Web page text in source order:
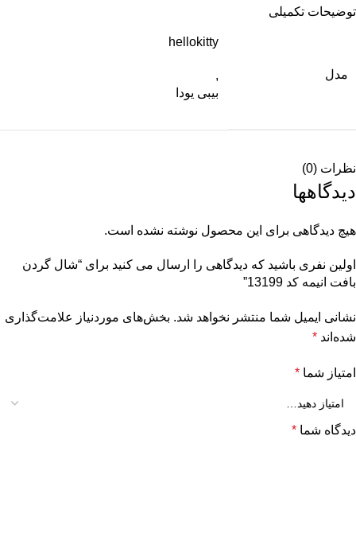
توضیحات تکمیلی
مدل
hellokitty
,
بیبی یودا
نظرات (0)
دیدگاهها
هیچ دیدگاهی برای این محصول نوشته نشده است.
اولین نفری باشید که دیدگاهی را ارسال می کنید برای “شال گردن
بافت انیمه کد 13199”
نشانی ایمیل شما منتشر نخواهد شد. بخش‌های موردنیاز علامت‌گذاری
شده‌اند *
امتیاز شما *
دیدگاه شما *